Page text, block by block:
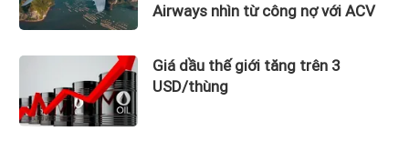
Airways nhìn từ công nợ với ACV
Giá dầu thế giới tăng trên 3
USD/thùng